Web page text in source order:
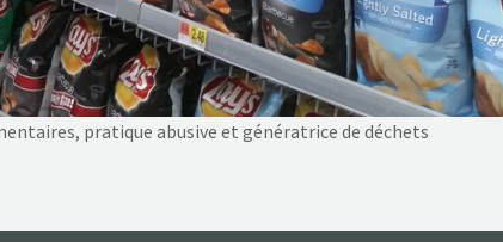
pratique abusive et génératrice de déchets